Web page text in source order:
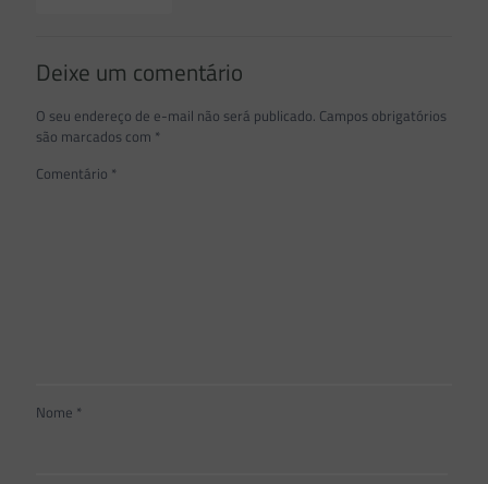
Deixe um comentário
O seu endereço de e-mail não será publicado. Campos obrigatórios
são marcados com *
Comentário *
Nome *